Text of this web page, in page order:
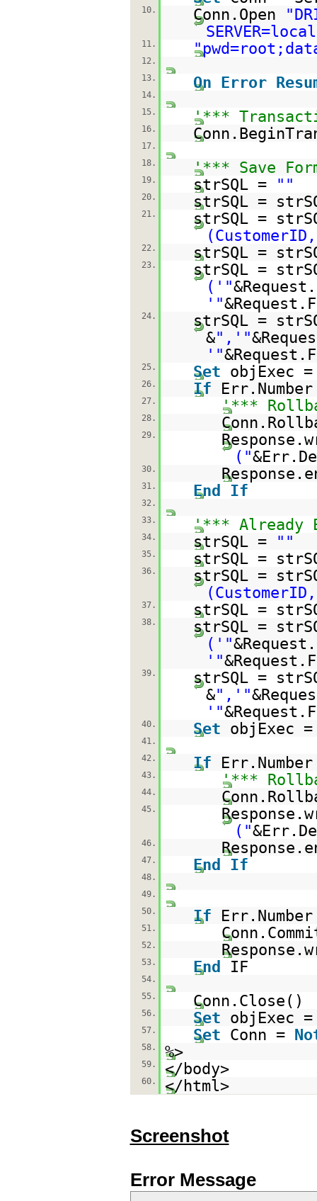
10. Conn.Open
11.
12.
13.
On Error
14.
15.
'***
16.
17.
18.
'*** Save
19. strSQL = ""
20. strSQL =
21.
strSQL =
22. strSQL =
23.
strSQL =
('"
'"
24.
strSQL =
&",'"
'"
25. Set objExec
26. If
27. '***
28.
29.
("
30.
31. End If
32.
33.
'*** Already
34. strSQL = ""
35. strSQL =
36.
strSQL =
37. strSQL =
38.
strSQL =
('"
'"
39.
strSQL =
&",'"
'"
40. Set objExec
41.
42.
If
43. '***
44.
45.
("
46.
47. End If
48.
49.
50.
If
51.
52.
53. End IF
54.
55.
Conn.Close()
56. Set objExec
57. Set Conn =
58. %>
59. </body>
60. </html>
Screenshot
Error Message